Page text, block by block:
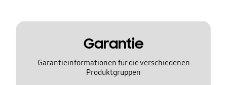
Garantie
Garantieinformationen für die verschiedenen
Produktgruppen